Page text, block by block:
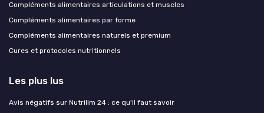
Compléments alimentaires articulations et muscles
Compléments alimentaires par forme
Compléments alimentaires naturels et premium
Cures et protocoles nutritionnels
Les plus lus
Avis négatifs sur Nutrilim 24 : ce qu'il faut savoir